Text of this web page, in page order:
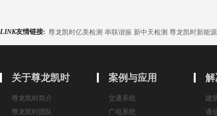
LINK友情链接: 尊龙凯时亿美检测 串联谐振 新中天检测 尊龙凯时新能源
关于尊龙凯时
尊龙凯时简介
尊龙凯时团队
案例与应用
交通系统
广电系统
解
建
通